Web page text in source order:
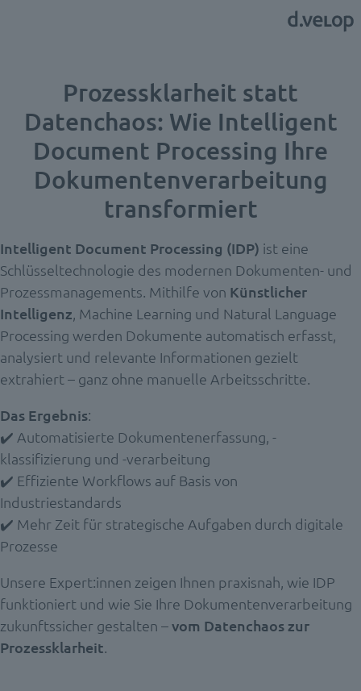
Prozessklarheit statt
Datenchaos: Wie Intelligent
Document Processing Ihre
Dokumentenverarbeitung
transformiert
Intelligent Document Processing (IDP) ist eine
Schlüsseltechnologie des modernen Dokumenten- und
Prozessmanagements. Mithilfe von Künstlicher
Intelligenz, Machine Learning und Natural Language
Processing werden Dokumente automatisch erfasst,
analysiert und relevante Informationen gezielt
extrahiert – ganz ohne manuelle Arbeitsschritte.
Das Ergebnis:
✔️ Automatisierte Dokumentenerfassung, -
klassifizierung und -verarbeitung
✔️ Effiziente Workflows auf Basis von
Industriestandards
✔️ Mehr Zeit für strategische Aufgaben durch digitale
Prozesse
Unsere Expert:innen zeigen Ihnen praxisnah, wie IDP
funktioniert und wie Sie Ihre Dokumentenverarbeitung
zukunftssicher gestalten –vom Datenchaos zur
Prozessklarheit.